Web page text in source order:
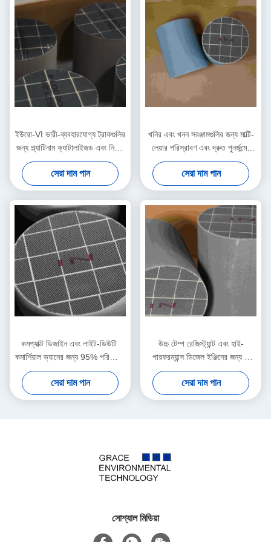
ইউরো-VI ভারী-ব্যবহারযোগ্য ট্রাকগুলির
জন্য প্ল্যাটিনাম ক্যাটালাইজড এবং নিম্ন-
ব্যাকপ্রেস সিডিপিএফ
সেরা দাম পান
খনির এবং খনন সরঞ্জামগুলির জন্য মাল্টি-
লেয়ার পরিস্রাবণ এবং দ্রুত পুনর্জন্মের
ডিপিএফ
সেরা দাম পান
কমপ্যাক্ট ডিজাইন এবং লাইট-ডিউটি ​​
কমার্শিয়াল ভ্যানের জন্য 95% পরিশোধন
হার ডিপিএফ
সেরা দাম পান
উচ্চ টেম্প রেজিস্ট্যান্ট এবং হাই-
পারফরম্যান্স ডিজেল ইঞ্জিনের জন্য 2
kPa লো ড্রপ DPF
সেরা দাম পান
সোশ্যাল মিডিয়া